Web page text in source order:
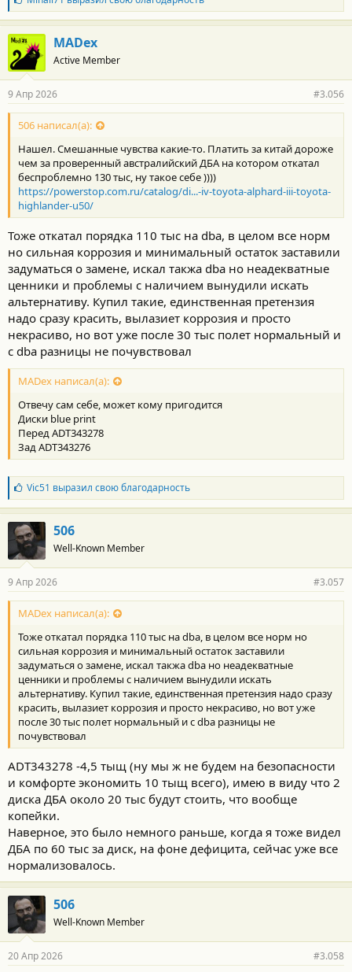
л
а
г
о
д
а
н
о
с
и
:
MADex
Active Member
9 Апр 2026 #3.056
506 написал(а):
Нашел. Смешанные чувства какие-то. Платить за китай дороже
чем за проверенный австралийский ДБА на котором откатал
беспроблемно 130 тыс, ну такое себе ))))
https://powerstop.com.ru/catalog/di...-iv-toyota-alphard-iii-toyota-
highlander-u50/
Тоже откатал порядка 110 тыс на dba, в целом все норм
но сильная коррозия и минимальный остаток заставили
задуматься о замене, искал такжа dba но неадекватные
ценники и проблемы с наличием вынудили искать
альтернативу. Купил такие, единственная претензия
надо сразу красить, вылазиет коррозия и просто
некрасиво, но вот уже после 30 тыс полет нормальный и
с dba разницы не почувствовал
MADex написал(а):
Отвечу сам себе, может кому пригодится
Диски blue print
Перед ADT343278
Зад ADT343276
Б
л
а
г
о
д
а
н
о
с
и
:
Vic51 выразил свою благодарность
506
Well-Known Member
9 Апр 2026 #3.057
MADex написал(а):
Тоже откатал порядка 110 тыс на dba, в целом все норм но
сильная коррозия и минимальный остаток заставили
задуматься о замене, искал такжа dba но неадекватные
ценники и проблемы с наличием вынудили искать
альтернативу. Купил такие, единственная претензия надо сразу
красить, вылазиет коррозия и просто некрасиво, но вот уже
после 30 тыс полет нормальный и с dba разницы не
почувствовал
ADT343278 -4,5 тыщ (ну мы ж не будем на безопасности
и комфорте экономить 10 тыщ всего), имею в виду что 2
диска ДБА около 20 тыс будут стоить, что вообще
копейки.
Наверное, это было немного раньше, когда я тоже видел
ДБА по 60 тыс за диск, на фоне дефицита, сейчас уже все
нормализовалось.
506
Well-Known Member
20 Апр 2026 #3.058